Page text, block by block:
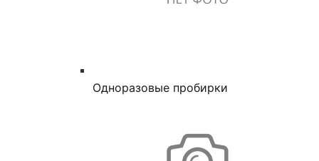
Одноразовые пробирки